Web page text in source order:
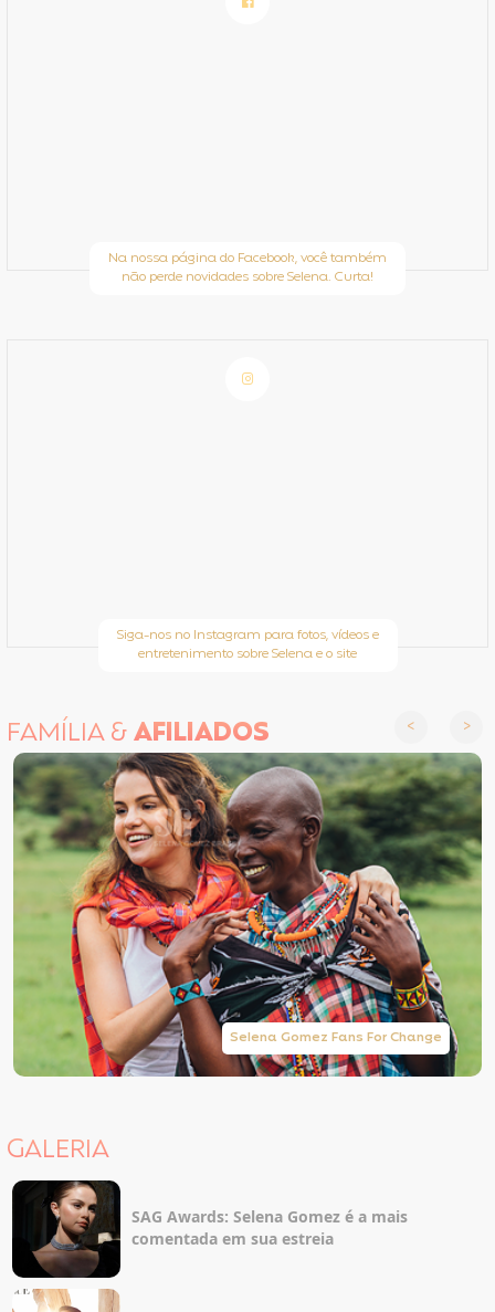
Na nossa página do Facebook, você também
não perde novidades sobre Selena. Curta!
Siga-nos no Instagram para fotos, vídeos e
entretenimento sobre Selena e o site
FAMÍLIA &AFILIADOS
Selena Gomez Fans For Change
GALERIA
SAG Awards: Selena Gomez é a mais
comentada em sua estreia